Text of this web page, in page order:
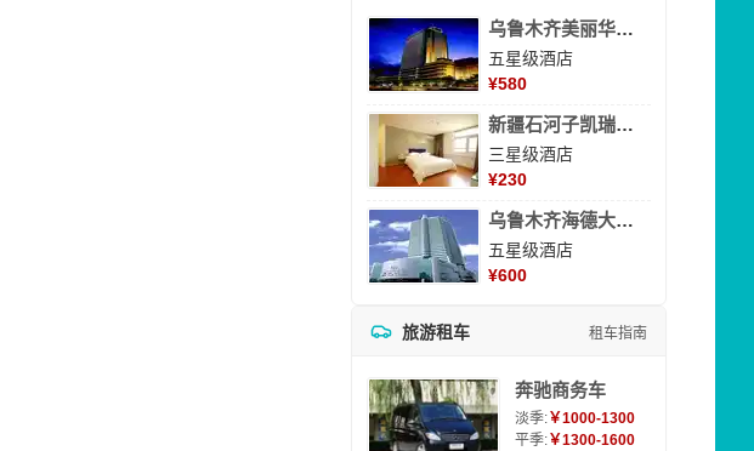
乌鲁木齐美丽华大酒
五星级酒店
¥580
新疆石河子凯瑞酒店
三星级酒店
¥230
乌鲁木齐海德大酒店
五星级酒店
¥600
旅游租车 租车指南
奔驰商务车
淡季:￥1000-1300
平季:￥1300-1600